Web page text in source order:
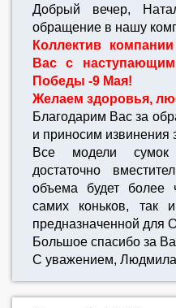
Добрый вечер,
обращение в нашу
Коллектив
Вас с
Победы -9 Мая!
Желаем здоровья,
Благодарим Вас за
и приносим извинения
Все модели сумок
достаточно
объема будет более
самих коньков,
предназначенной для
Большое спасибо за
С уважением,